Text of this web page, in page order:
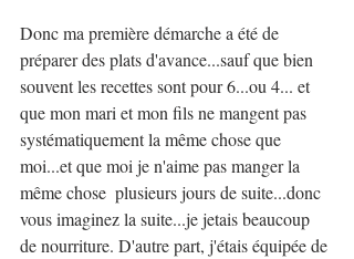
Donc ma première démarche a été de
préparer des plats d'avance...sauf que bien
souvent les recettes sont pour 6...ou 4... et
que mon mari et mon fils ne mangent pas
systématiquement la même chose que
moi...et que moi je n'aime pas manger la
même chose  plusieurs jours de suite...donc
vous imaginez la suite...je jetais beaucoup
de nourriture. D'autre part, j'étais équipée de